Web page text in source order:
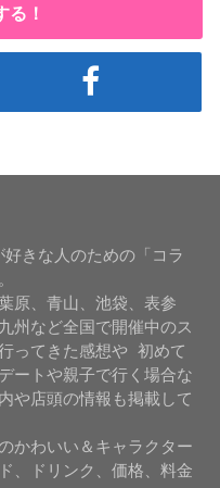
る！
きな人のための「コラ
原、青山、池袋、表参
州など全国で開催中のス
ってきた感想や 初めて
ートや親子で行く場合な
や店頭の情報も掲載して
かわいい＆キャラクター
、ドリンク、価格、料金